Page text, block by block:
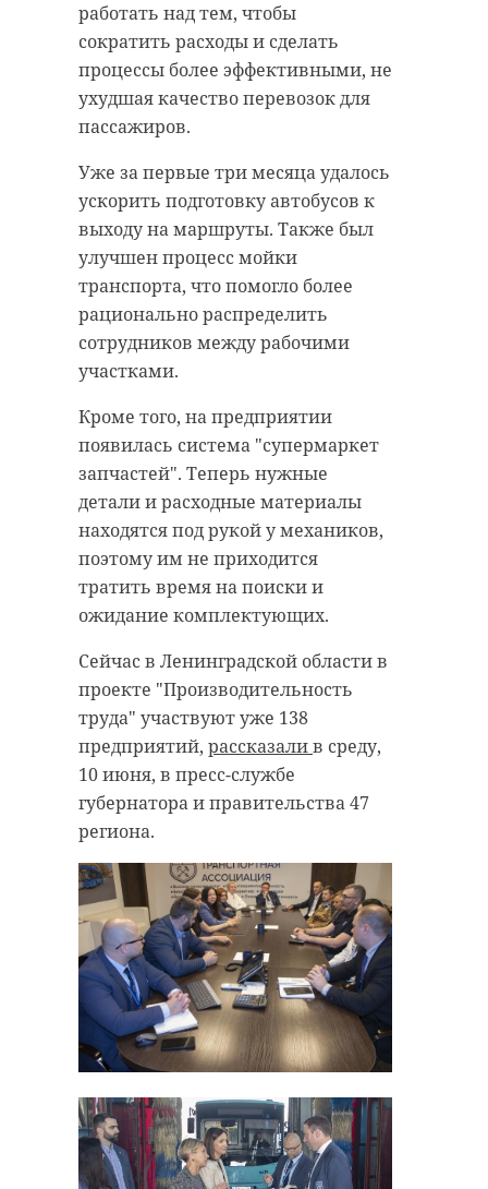
работать над тем, чтобы
сократить расходы и сделать
процессы более эффективными, не
ухудшая качество перевозок для
пассажиров.
Уже за первые три месяца удалось
ускорить подготовку автобусов к
выходу на маршруты. Также был
улучшен процесс мойки
транспорта, что помогло более
рационально распределить
сотрудников между рабочими
участками.
Кроме того, на предприятии
появилась система "супермаркет
запчастей". Теперь нужные
детали и расходные материалы
находятся под рукой у механиков,
поэтому им не приходится
тратить время на поиски и
ожидание комплектующих.
Сейчас в Ленинградской области в
проекте "Производительность
труда" участвуют уже 138
предприятий, рассказалив среду,
10 июня, в пресс-службе
губернатора и правительства 47
региона.